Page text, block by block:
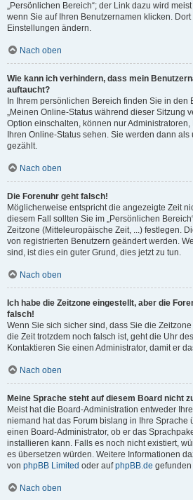
„Persönlichen Bereich“; der Link dazu wird
wenn Sie auf Ihren Benutzernamen klicken.
Einstellungen ändern.
Nach oben
Wie kann ich verhindern, dass mein
auftaucht?
In Ihrem persönlichen Bereich finden Sie in den
„Meinen Online-Status während dieser Sitzung
Option einschalten, können nur
Ihren Online-Status sehen. Sie werden dann
gezählt.
Nach oben
Die Forenuhr geht falsch!
Möglicherweise entspricht die angezeigte Zeit
diesem Fall sollten Sie im „Persönlichen
Zeitzone (Mitteleuropäische Zeit, ...) festlegen.
von registrierten Benutzern geändert werden.
sind, ist dies ein guter Grund, dies jetzt zu tun.
Nach oben
Ich habe die Zeitzone eingestellt, aber die
falsch!
Wenn Sie sich sicher sind, dass Sie die
die Zeit trotzdem noch falsch ist, geht die Uhr
Kontaktieren Sie einen Administrator, damit er
Nach oben
Meine Sprache steht auf diesem Board nicht
Meist hat die Board-Administration entweder
niemand hat das Forum bislang in Ihre Sprache
einen Board-Administrator, ob er das
installieren kann. Falls es noch nicht existiert,
es übersetzen würden. Weitere Informationen
von phpBB Limited oder aufphpBB.de
Nach oben